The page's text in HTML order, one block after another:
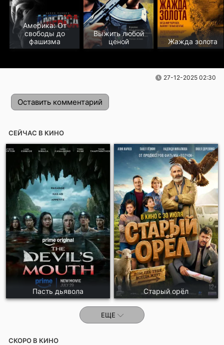
Америка: От
свободы до
фашизма
Выжить любой
ценой
Жажда золота
27-12-2025 02:30
Оставить комментарий
Отправить!
СЕЙЧАС В КИНО
Пасть дьявола Старый орёл
ЕЩЕ
СКОРО В КИНО